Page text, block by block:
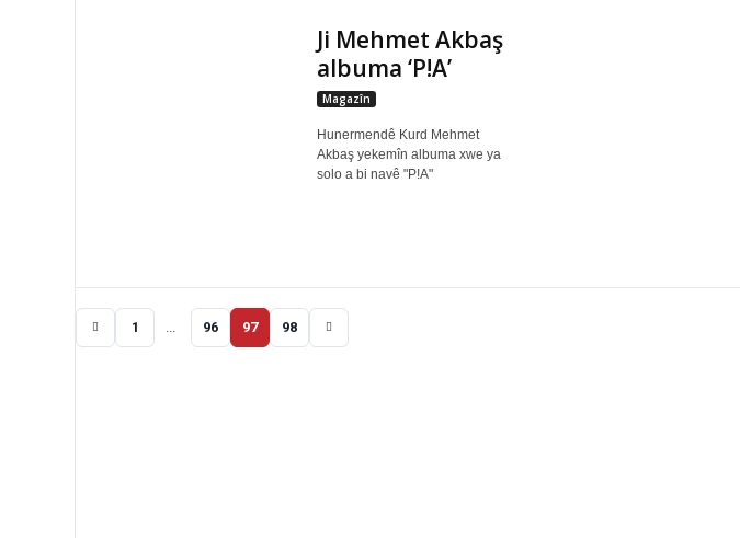
Ji Mehmet Akbaş
albuma ‘P!A’
Magazîn
Hunermendê Kurd Mehmet
Akbaş yekemîn albuma xwe ya
solo a bi navê "P!A"
1 ... 96 97 98